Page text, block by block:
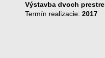
Výstavba dvoch
Termín realizacie: 2017